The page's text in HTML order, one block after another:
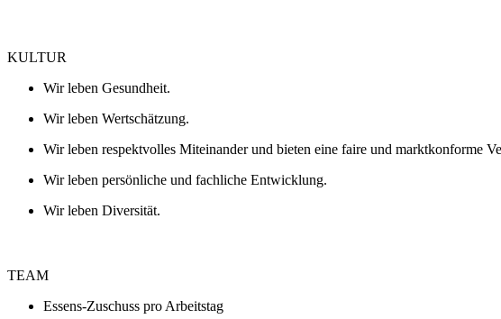
KULTUR
Wir leben Gesundheit.
Wir leben Wertschätzung.
Wir leben respektvolles Miteinander und bieten eine faire und marktkonforme
Wir leben persönliche und fachliche Entwicklung.
Wir leben Diversität.
TEAM
Essens-Zuschuss pro Arbeitstag